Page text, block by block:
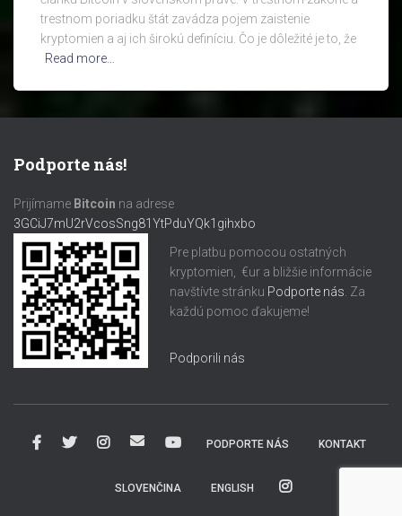
trestnom poriadku štát zavádza pojem zaistenie
kryptomien a aj ich širokú definíciu. Čo je dôležité je to, že
Read more…
Podporte nás!
Prijímame Bitcoin na adrese
3GCiJ7mU2rVcosSng81YtPduYQk1gihxbo
Pre platbu pomocou ostatných
kryptomien, €ur a bližšie informácie
navštívte stránku Podporte nás . Za
každú pomoc ďakujeme!
Podporili nás
PODPORTE NÁS KONTAKT
SLOVENČINA ENGLISH